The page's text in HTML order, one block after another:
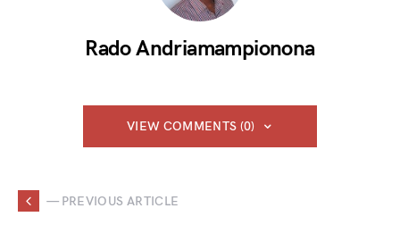
Rado Andriamampionona
VIEW COMMENTS (0)
— PREVIOUS ARTICLE